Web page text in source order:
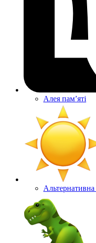
Алея памʼяті
Альтернативна